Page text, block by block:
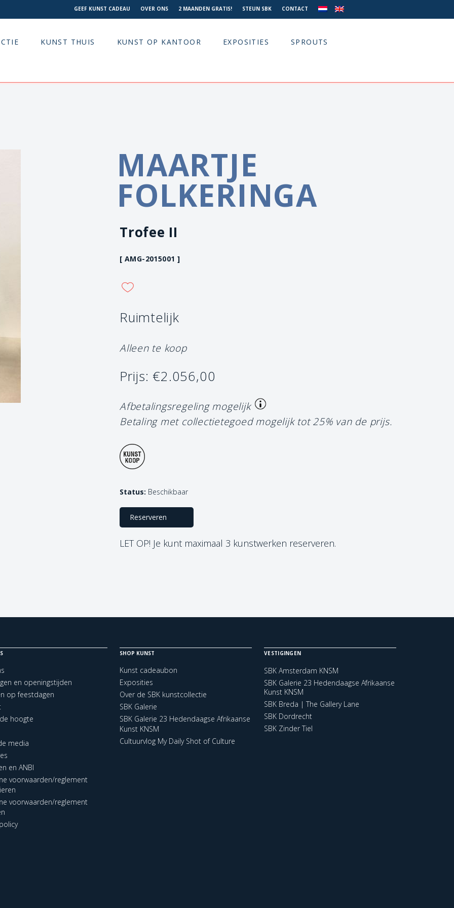
GEEF KUNST CADEAU OVER ONS 2 MAANDEN GRATIS! STEUN SBK CONTACT
KUNST THUIS KUNST OP KANTOOR EXPOSITIES SPROUTS
MAARTJE
FOLKERINGA
Trofee II
[ AMG-2015001 ]
Ruimtelijk
Alleen te koop
Prijs: €2.056,00
Afbetalingsregeling mogelijk
Betaling met collectietegoed mogelijk tot 25% van de prijs.
Status: Beschikbaar
Reserveren
LET OP! Je kunt maximaal 3 kunstwerken reserveren.
en openingstijden
op feestdagen
hoogte
media
en ANBI
voorwaarden/reglement
voorwaarden/reglement
SHOP KUNST
Kunst cadeaubon
Exposities
Over de SBK kunstcollectie
SBK Galerie
SBK Galerie 23 Hedendaagse Afrikaanse
Kunst KNSM
Cultuurvlog My Daily Shot of Culture
VESTIGINGEN
SBK Amsterdam KNSM
SBK Galerie 23 Hedendaagse Afrikaanse
Kunst KNSM
SBK Breda | The Gallery Lane
SBK Dordrecht
SBK Zinder Tiel